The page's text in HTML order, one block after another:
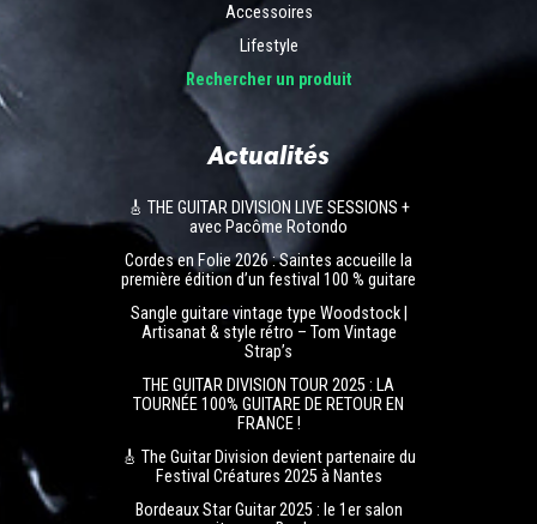
Accessoires
Lifestyle
Rechercher un produit
Actualités
🎸 THE GUITAR DIVISION LIVE SESSIONS +
avec Pacôme Rotondo
Cordes en Folie 2026 : Saintes accueille la
première édition d’un festival 100 % guitare
Sangle guitare vintage type Woodstock |
Artisanat & style rétro – Tom Vintage
Strap’s
THE GUITAR DIVISION TOUR 2025 : LA
TOURNÉE 100% GUITARE DE RETOUR EN
FRANCE !
🎸 The Guitar Division devient partenaire du
Festival Créatures 2025 à Nantes
Bordeaux Star Guitar 2025 : le 1er salon